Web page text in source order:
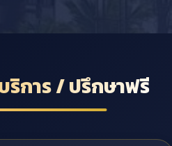
ริการ / ปรึกษาฟรี